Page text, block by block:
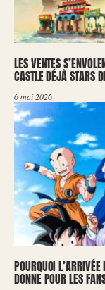
LES VENTES
CASTLE DÉJÀ STARS
6 mai 2026
POURQUOI
DONNE POUR LES